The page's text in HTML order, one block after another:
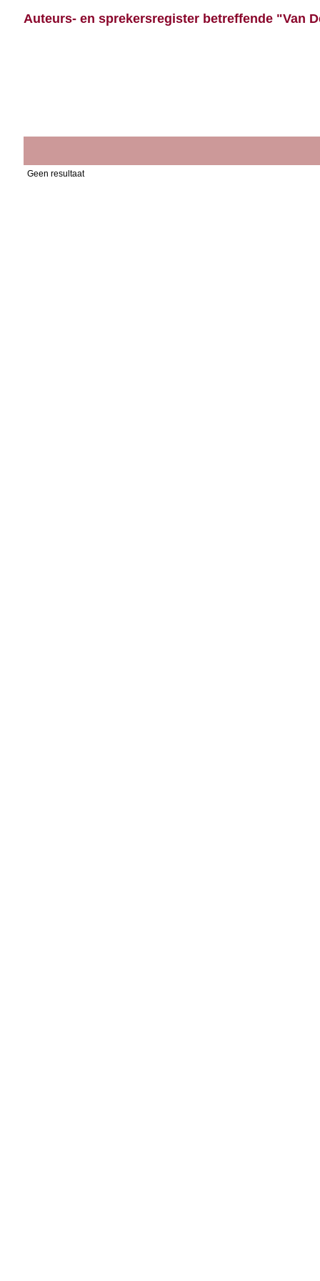
Auteurs- en sprekersregister betreffende "Van
Geen resultaat